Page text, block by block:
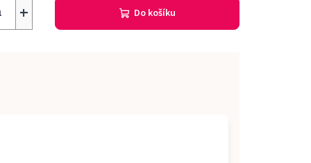
+ Do košíku